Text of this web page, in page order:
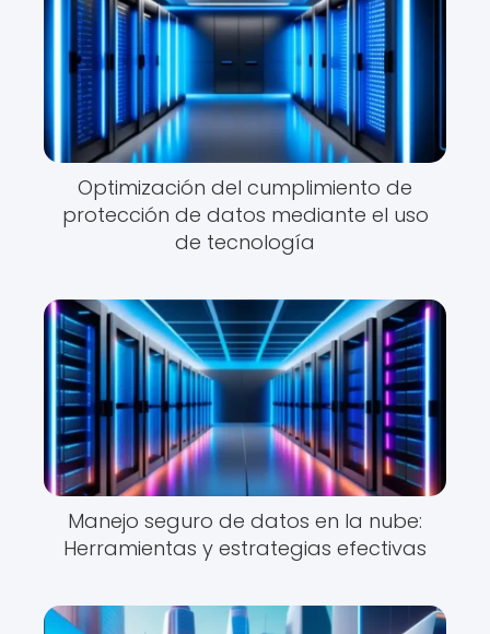
Optimización del cumplimiento de
protección de datos mediante el uso
de tecnología
Manejo seguro de datos en la nube:
Herramientas y estrategias efectivas